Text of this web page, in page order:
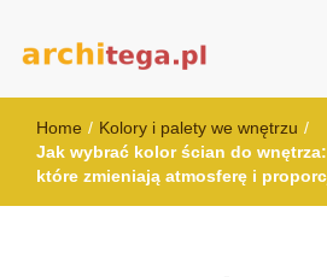
architega.pl
Home / Kolory i palety we wnętrzu /
Jak wybrać kolor ścian do
które zmieniają atmosferę i